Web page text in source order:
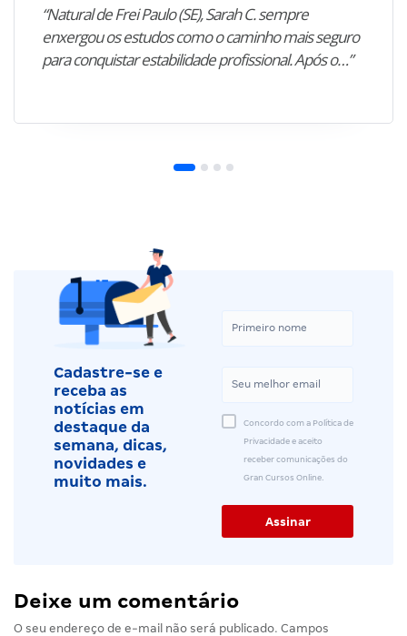
“Natural de Frei Paulo (SE), Sarah C. sempre
enxergou os estudos como o caminho mais seguro
para conquistar estabilidade profissional. Após o…”
Cadastre-se e
receba as
notícias em
destaque da
semana, dicas,
novidades e
muito mais.
Concordo com a Política de
Privacidade e aceito
receber comunicações do
Gran Cursos Online.
Deixe um comentário
O seu endereço de e-mail não será publicado. Campos